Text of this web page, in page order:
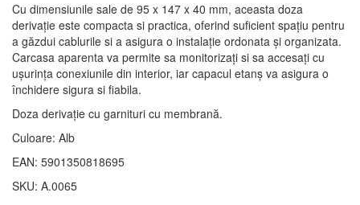
Cu dimensiunile sale de 95 x 147 x 40 mm, aceasta doza
derivație este compacta si practica, oferind suficient spațiu pentru
a găzdui cablurile si a asigura o instalație ordonata și organizata.
Carcasa aparenta va permite sa monitorizați si sa accesați cu
ușurința conexiunile din interior, iar capacul etanș va asigura o
închidere sigura si fiabila.
Doza derivație cu garnituri cu membrană.
Culoare: Alb
EAN: 5901350818695
SKU: A.0065